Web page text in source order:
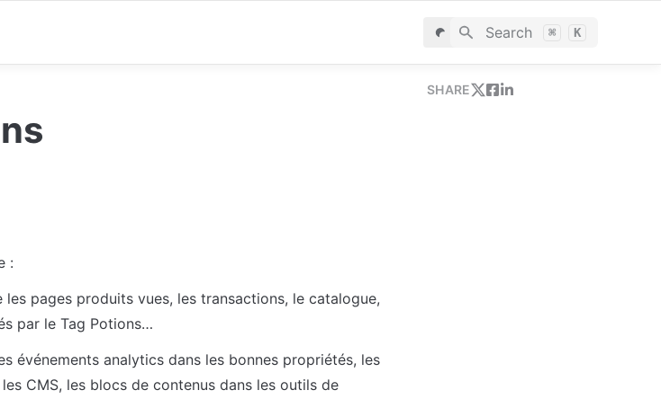
Search ⌘ K
:
les pages produits vues, les transactions, le catalogue,
par le Tag Potions…
événements analytics dans les bonnes propriétés, les
CMS, les blocs de contenus dans les outils de
SHARE